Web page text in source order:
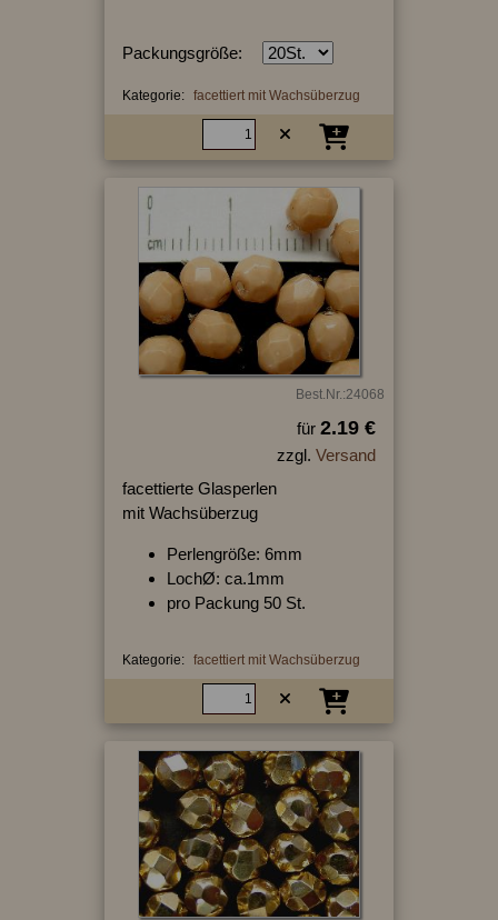
Packungsgröße:
Kategorie: facettiert mit Wachsüberzug
Best.Nr.:24068
für 2.19 €
zzgl. Versand
facettierte Glasperlen
mit Wachsüberzug
Perlengröße: 6mm
LochØ: ca.1mm
pro Packung 50 St.
Kategorie: facettiert mit Wachsüberzug